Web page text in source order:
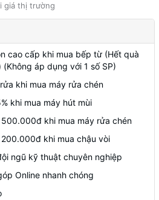
giá thị trường
cao cấp khi mua bếp từ (Hết quà
áp dụng với 1 số SP)
khi mua máy rửa chén
khi mua máy hút mùi
khi mua máy rửa chén
khi mua chậu vòi
ngũ kỹ thuật chuyên nghiệp
Online nhanh chóng